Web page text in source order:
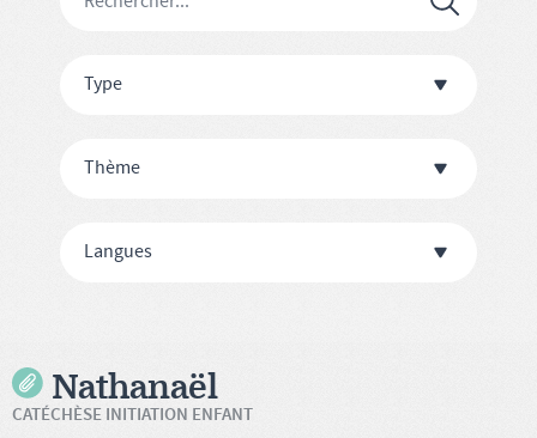
Type
Thème
Langues
Nathanaël
CATÉCHÈSE INITIATION ENFANT